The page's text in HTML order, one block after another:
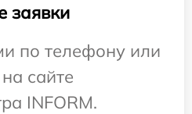
заявки
по телефону или
сайте
INFORM.